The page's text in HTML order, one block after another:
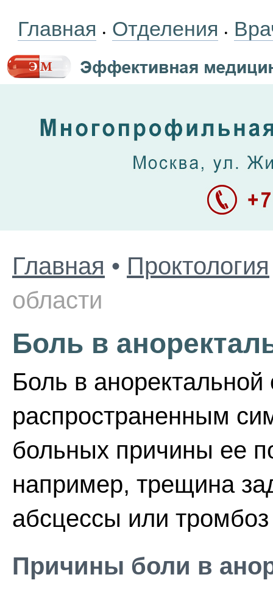
Главная • Отделения •
Главная • Проктология
области
Боль в
Боль в
распространенным
больных причины ее
например, трещина
абсцессы или
Причины боли в